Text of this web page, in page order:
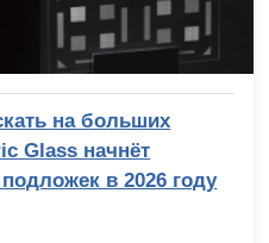
на больших
Glass начнёт
в 2026 году